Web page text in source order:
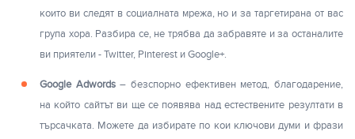
които ви следят в социалната мрежа, но и за таргетирана от вас
група хора. Разбира се, не трябва да забравяте и за останалите
ви приятели - Twitter, Pinterest и Google+.
Google Adwords– безспорно ефективен метод, благодарение,
на който сайтът ви ще се появява над естествените резултати в
търсачката. Можете да избирате по кои ключови думи и фрази